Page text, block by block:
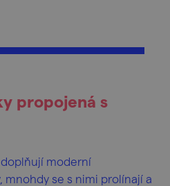
propojená s
moderní
se s nimi prolínají a